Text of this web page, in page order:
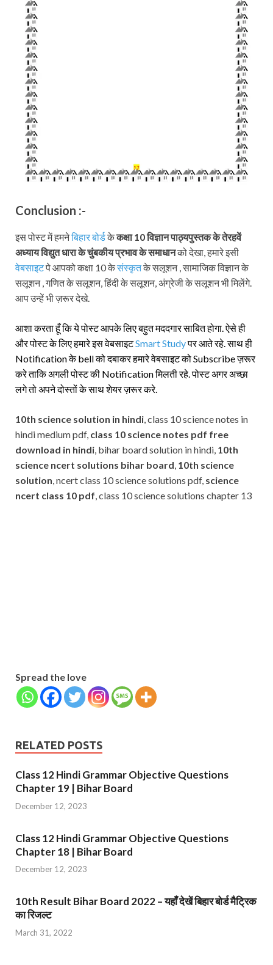
Conclusion :-
इस पोस्ट में हमनेबिहार बोर्डकेकक्षा 10 विज्ञान पाठ्यपुस्तकके तेरहवें
अध्याय विद्युत धारा के चुंबकीय प्रभाव के समाधानको देखा, हमारे इसी
वेबसाइटपे आपको कक्षा 10 केसंस्कृतके सलूशन , सामाजिक विज्ञान के
सलूशन , गणित के सलूशन, हिंदी के सलूशन, अंग्रेजी के सलूशन भी मिलेंगे.
आप उन्हें भी ज़रूर देखे.
आशा करता हूँ कि ये पोस्ट आपके लिए बहुत मददगार साबित होगा. ऐसे ही
और पोस्ट के लिए हमारे इस वेबसाइटSmart Studyपर आते रहे. साथ ही
Notification के bell को दबाकर हमारे वेबसाइट को Subscribe ज़रूर
करे ताकि अगली पोस्ट की Notification मिलती रहे. पोस्ट अगर अच्छा
लगे तो अपने दोस्तों के साथ शेयर ज़रूर करे.
10th science solution in hindi, class 10 science notes in
hindi medium pdf, class 10 science notes pdf free
download in hindi, bihar board solution in hindi, 10th
science ncert solutions bihar board, 10th science
solution, ncert class 10 science solutions pdf, science
ncert class 10 pdf, class 10 science solutions chapter 13
Spread the love
RELATED POSTS
Class 12 Hindi Grammar Objective Questions
Chapter 19 | Bihar Board
December 12, 2023
Class 12 Hindi Grammar Objective Questions
Chapter 18 | Bihar Board
December 12, 2023
10th Result Bihar Board 2022 – यहाँ देखें बिहार बोर्ड मैट्रिक
का रिजल्ट
March 31, 2022